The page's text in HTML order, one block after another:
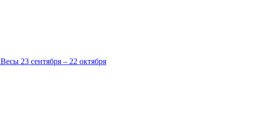
Весы 23 сентября – 22 октября